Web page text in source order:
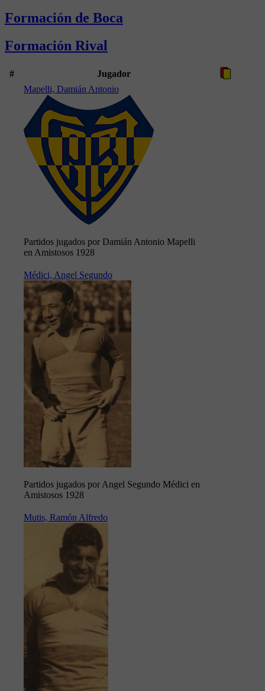
Formación de Boca
Formación Rival
#
Jugador
Mapelli, Damián Antonio
Partidos jugados por Damián Antonio Mapelli
en Amistosos 1928
Médici, Angel Segundo
Partidos jugados por Angel Segundo Médici en
Amistosos 1928
Mutis, Ramón Alfredo